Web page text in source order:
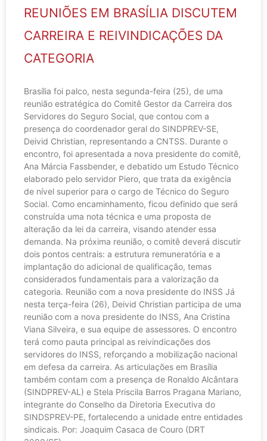
REUNIÕES EM BRASÍLIA DISCUTEM
CARREIRA E REIVINDICAÇÕES DA
CATEGORIA
Brasília foi palco, nesta segunda-feira (25), de uma
reunião estratégica do Comitê Gestor da Carreira dos
Servidores do Seguro Social, que contou com a
presença do coordenador geral do SINDPREV-SE,
Deivid Christian, representando a CNTSS. Durante o
encontro, foi apresentada a nova presidente do comitê,
Ana Márcia Fassbender, e debatido um Estudo Técnico
elaborado pelo servidor Piero, que trata da exigência
de nível superior para o cargo de Técnico do Seguro
Social. Como encaminhamento, ficou definido que será
construída uma nota técnica e uma proposta de
alteração da lei da carreira, visando atender essa
demanda. Na próxima reunião, o comitê deverá discutir
dois pontos centrais: a estrutura remuneratória e a
implantação do adicional de qualificação, temas
considerados fundamentais para a valorização da
categoria. Reunião com a nova presidente do INSS Já
nesta terça-feira (26), Deivid Christian participa de uma
reunião com a nova presidente do INSS, Ana Cristina
Viana Silveira, e sua equipe de assessores. O encontro
terá como pauta principal as reivindicações dos
servidores do INSS, reforçando a mobilização nacional
em defesa da carreira. As articulações em Brasília
também contam com a presença de Ronaldo Alcântara
(SINDPREV-AL) e Stela Priscila Barros Pragana Mariano,
integrante do Conselho da Diretoria Executiva do
SINDSPREV-PE, fortalecendo a unidade entre entidades
sindicais. Por: Joaquim Casaca de Couro (DRT